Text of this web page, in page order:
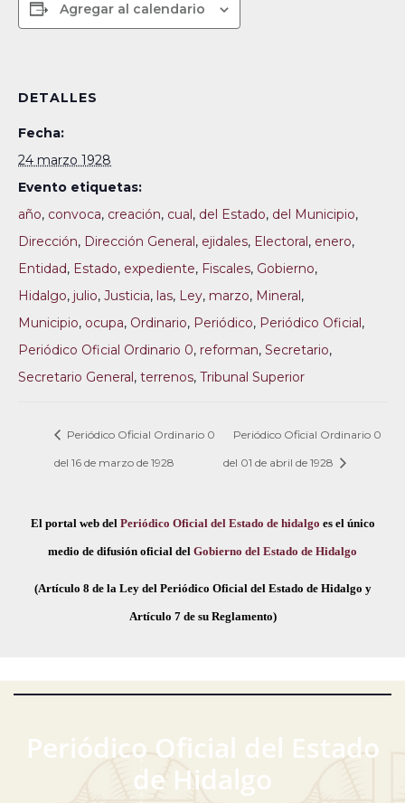
Agregar al calendario
DETALLES
Fecha:
24 marzo 1928
Evento etiquetas:
año, convoca, creación, cual, del Estado, del Municipio,
Dirección, Dirección General, ejidales, Electoral, enero,
Entidad, Estado, expediente, Fiscales, Gobierno,
Hidalgo, julio, Justicia, las, Ley, marzo, Mineral,
Municipio, ocupa, Ordinario, Periódico, Periódico Oficial,
Periódico Oficial Ordinario 0, reforman, Secretario,
Secretario General, terrenos, Tribunal Superior
Periódico Oficial Ordinario 0
del 16 de marzo de 1928
Periódico Oficial Ordinario 0
del 01 de abril de 1928
El portal web del Periódico Oficial del Estado de hidalgo es el único
medio de difusión oficial del Gobierno del Estado de Hidalgo
(Artículo 8 de la Ley del Periódico Oficial del Estado de Hidalgo y
Artículo 7 de su Reglamento)
Periódico Oficial del Estado
de Hidalgo